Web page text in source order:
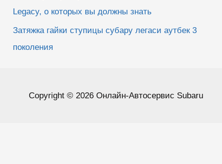
Legacy, о которых вы должны знать
Затяжка гайки ступицы субару легаси аутбек 3
поколения
Copyright © 2026 Онлайн-Автосервис Subaru